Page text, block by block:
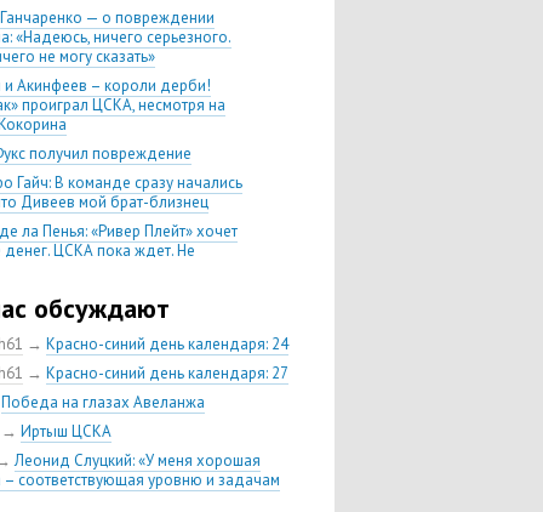
— о повреждении
«Надеюсь, ничего серьезного.
не могу сказать»
Акинфеев – короли дерби!
проиграл ЦСКА, несмотря на
получил повреждение
Гайч: В команде сразу начались
Дивеев мой брат-близнец
ла Пенья: «Ривер Плейт» хочет
ЦСКА пока ждет. Не
Химки — ЦСКА — 0:2. Обзор
сезона в РПЛ —
победа ЦСКА. Гончаренко
11 россиян в старте
— о Гайче: «Если покупаем за
деньги, значит, рассчитываем как
форварда»
«Влашича сложно заменить,
и Дзагоеву сегодня это
обсуждают
→ Красно-синий день календаря: 24
→ Красно-синий день календаря: 27
Победа на глазах Авеланжа
→ Иртыш ЦСКА
Леонид Слуцкий: «У меня хорошая
соответствующая уровню и задачам